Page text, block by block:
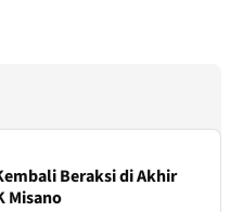
Beraksi di Akhir
Misano